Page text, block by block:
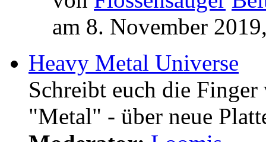
am 8. November
Heavy Metal Universe
Schreibt euch die
"Metal" - über neue